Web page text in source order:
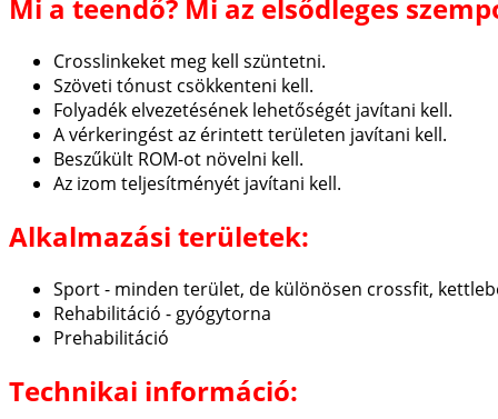
Mi a teendő? Mi az elsődleges
Crosslinkeket meg kell szüntetni.
Szöveti tónust csökkenteni kell.
Folyadék elvezetésének lehetőségét javítani kell.
A vérkeringést az érintett területen javítani kell.
Beszűkült ROM-ot növelni kell.
Az izom teljesítményét javítani kell.
Alkalmazási területek:
Sport - minden terület, de különösen crossfit,
Rehabilitáció - gyógytorna
Prehabilitáció
Technikai információ: